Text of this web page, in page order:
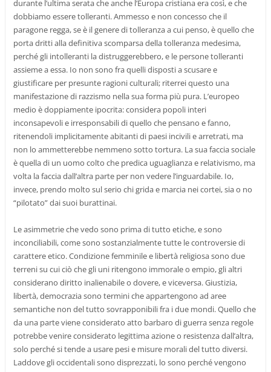
durante l’ultima serata che anche l’Europa cristiana era così, e che
dobbiamo essere tolleranti. Ammesso e non concesso che il
paragone regga, se è il genere di tolleranza a cui penso, è quello che
porta dritti alla definitiva scomparsa della tolleranza medesima,
perché gli intolleranti la distruggerebbero, e le persone tolleranti
assieme a essa. Io non sono fra quelli disposti a scusare e
giustificare per presunte ragioni culturali; riterrei questo una
manifestazione di razzismo nella sua forma più pura. L’europeo
medio è doppiamente ipocrita: considera popoli interi
inconsapevoli e irresponsabili di quello che pensano e fanno,
ritenendoli implicitamente abitanti di paesi incivili e arretrati, ma
non lo ammetterebbe nemmeno sotto tortura. La sua faccia sociale
è quella di un uomo colto che predica uguaglianza e relativismo, ma
volta la faccia dall’altra parte per non vedere l’inguardabile. Io,
invece, prendo molto sul serio chi grida e marcia nei cortei, sia o no
“pilotato” dai suoi burattinai.
Le asimmetrie che vedo sono prima di tutto etiche, e sono
inconciliabili, come sono sostanzialmente tutte le controversie di
carattere etico. Condizione femminile e libertà religiosa sono due
terreni su cui ciò che gli uni ritengono immorale o empio, gli altri
considerano diritto inalienabile o dovere, e viceversa. Giustizia,
libertà, democrazia sono termini che appartengono ad aree
semantiche non del tutto sovrapponibili fra i due mondi. Quello che
da una parte viene considerato atto barbaro di guerra senza regole
potrebbe venire considerato legittima azione o resistenza dall’altra,
solo perché si tende a usare pesi e misure morali del tutto diversi.
Laddove gli occidentali sono disprezzati, lo sono perché vengono